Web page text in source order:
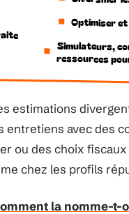
Optimiser
Simulateurs,
ressources
estimations
entretiens avec des
ou des choix
chez les profils
la nomme-t-